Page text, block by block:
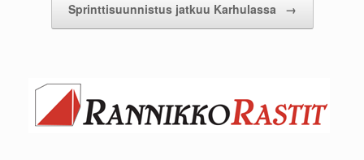
Sprinttisuunnistus jatkuu Karhulassa →